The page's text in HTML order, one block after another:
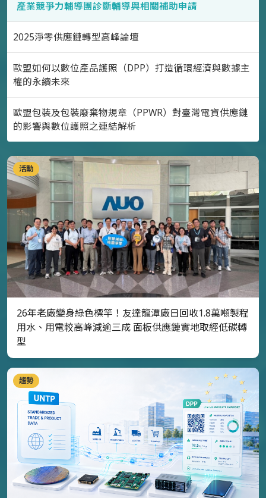
產業競爭力輔導團診斷輔導與相關補助申請
2025淨零供應鏈轉型高峰論壇
歐盟如何以數位產品護照（DPP）打造循環經濟與數據主
權的永續未來
歐盟包裝及包裝廢棄物規章（PPWR）對臺灣電資供應鏈
的影響與數位護照之連結解析
活動
26年老廠變身綠色標竿！友達龍潭廠日回收1.8萬噸製程
用水、用電較高峰減逾三成 面板供應鏈實地取經低碳轉
型
趨勢